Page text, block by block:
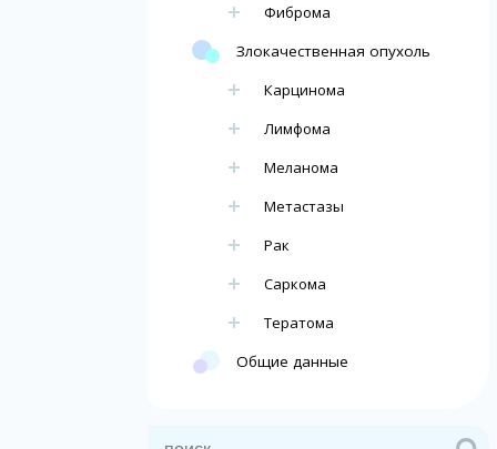
Фиброма
Злокачественная опухоль
Карцинома
Лимфома
Меланома
Метастазы
Рак
Саркома
Тератома
Общие данные